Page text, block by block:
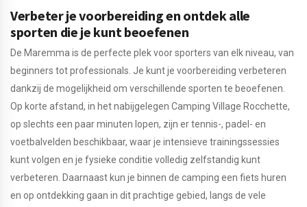
Verbeter je voorbereiding en ontdek alle
sporten die je kunt beoefenen
De Maremma is de perfecte plek voor sporters van elk niveau, van
beginners tot professionals. Je kunt je voorbereiding verbeteren
dankzij de mogelijkheid om verschillende sporten te beoefenen.
Op korte afstand, in het nabijgelegen Camping Village Rocchette,
op slechts een paar minuten lopen, zijn er tennis-, padel- en
voetbalvelden beschikbaar, waar je intensieve trainingssessies
kunt volgen en je fysieke conditie volledig zelfstandig kunt
verbeteren. Daarnaast kun je binnen de camping een fiets huren
en op ontdekking gaan in dit prachtige gebied, langs de vele